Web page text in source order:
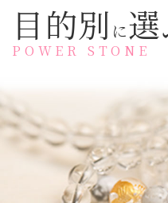
目的別 に
POWER STONE